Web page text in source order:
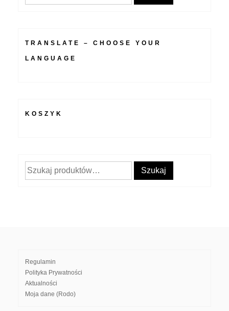
TRANSLATE – CHOOSE YOUR
LANGUAGE
KOSZYK
Szukaj: Szukaj
Regulamin
Polityka Prywatności
Aktualności
Moja dane (Rodo)